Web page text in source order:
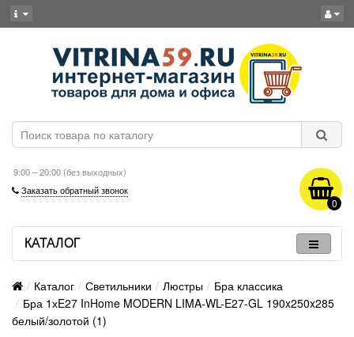
9:00 – 20:00 (без выходных)
Заказать обратный звонок
0
КАТАЛОГ
Каталог Светильники Люстры
Бра классика
Бра 1хE27 InHome MODERN LIMA-WL-E27-GL 190x250x285
белый/золотой (1)